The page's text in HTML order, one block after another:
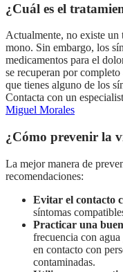
¿Cuál es el
Actualmente, no existe un
mono. Sin embargo, los
medicamentos para el
se recuperan por
que tienes alguno de los
Contacta con un
Miguel Morales
¿Cómo prevenir la
La mejor manera de
recomendaciones:
Evitar el contacto
síntomas
Practicar una
frecuencia con agua
en contacto con
contaminadas.